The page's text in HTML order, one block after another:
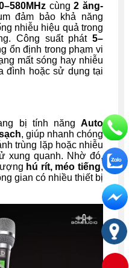
cùng2 ăng-
đảm bảo khả năng
nhiễu hiệu quả trong
Công suất phát 5–
ổn định trong phạm vi
mất sóng hay nhiễu
đình hoặc sử dụng tại
bị tính năng Auto
, giúp nhanh chóng
trùng lặp hoặc nhiễu
xung quanh. Nhờ đó,
hú rít, méo tiếng,
gian có nhiều thiết bị